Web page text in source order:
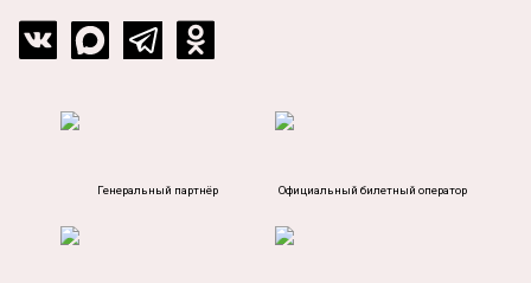
Генеральный партнёр Официальный билетный оператор